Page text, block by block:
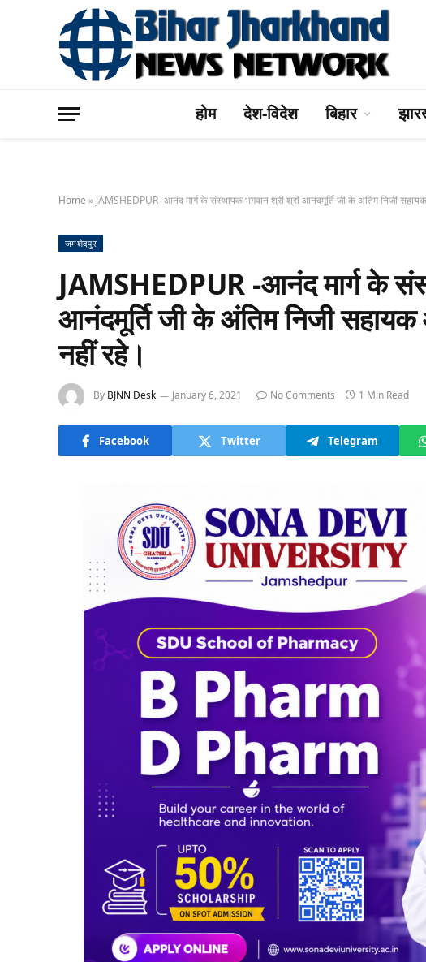
होम देश-विदेश बिहार
Home » JAMSHEDPUR -आनंद मार्ग के संस्थापक भगवान श्री श्री आनंदमूर्ति जी के अंतिम निजी
जमशेदपुर
JAMSHEDPUR -आनंद मार्ग के
आनंदमूर्ति जी के अंतिम निजी
नहीं रहे।
By BJNN Desk January 6, 2021 No Comments 1 Min Read
Facebook Twitter Telegram